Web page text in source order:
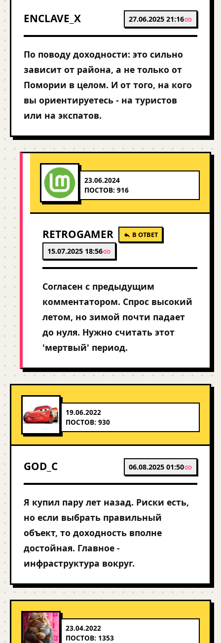
ENCLAVE_X 27.06.2025 21:16
По поводу доходности: это сильно
зависит от района, а не только от
Помории в целом. И от того, на кого
вы ориентируетесь - на туристов
или на экспатов.
23.06.2024
ПОСТОВ: 916
RETROGAMER В ОТВЕТ
15.07.2025 18:56
Согласен с предыдущим
комментатором. Спрос высокий
летом, но зимой почти падает
до нуля. Нужно считать этот
'мертвый' период.
19.06.2022
ПОСТОВ: 930
GOD_C 06.08.2025 01:50
Я купил пару лет назад. Риски есть,
но если выбрать правильный
объект, то доходность вполне
достойная. Главное -
инфраструктура вокруг.
23.04.2022
ПОСТОВ: 1353